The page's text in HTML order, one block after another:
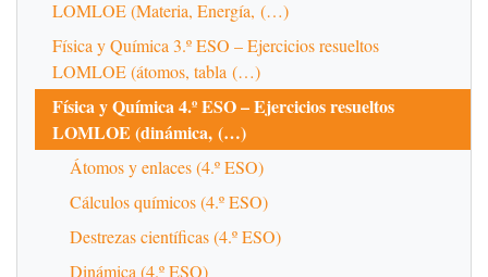
LOMLOE (Materia, Energía, (…)
Física y Química 3.º ESO – Ejercicios resueltos
LOMLOE (átomos, tabla (…)
Física y Química 4.º ESO – Ejercicios resueltos
LOMLOE (dinámica, (…)
Átomos y enlaces (4.º ESO)
Cálculos químicos (4.º ESO)
Destrezas científicas (4.º ESO)
Dinámica (4.º ESO)